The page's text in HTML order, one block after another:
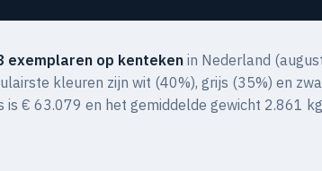
exemplaren op kenteken in Nederland
kleuren zijn wit (40%), grijs (35%) en
is € 63.079 en het gemiddelde gewicht 2.861